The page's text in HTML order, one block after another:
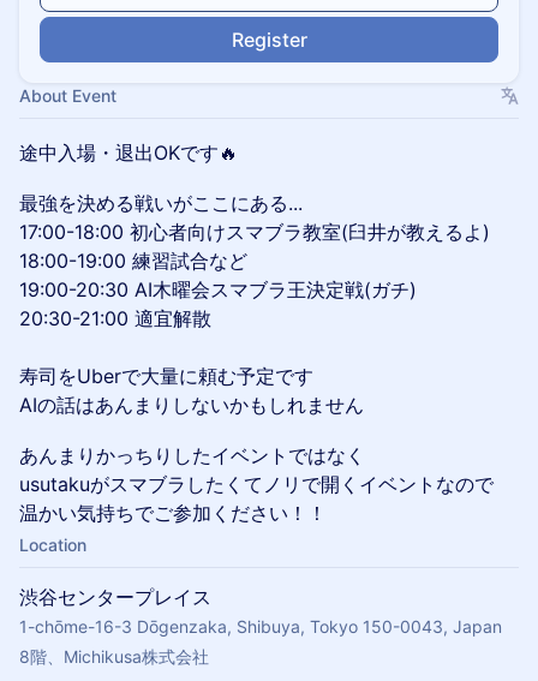
Register
About Event
途中入場・退出OKです🔥
最強を決める戦いがここにある...
17:00-18:00 初心者向けスマブラ教室(臼井が教えるよ)
18:00-19:00 練習試合など
19:00-20:30 AI木曜会スマブラ王決定戦(ガチ)
20:30-21:00 適宜解散
寿司をUberで大量に頼む予定です
AIの話はあんまりしないかもしれません
あんまりかっちりしたイベントではなく
usutakuがスマブラしたくてノリで開くイベントなので
温かい気持ちでご参加ください！！
Location
渋谷センタープレイス
1-chōme-16-3 Dōgenzaka, Shibuya, Tokyo 150-0043, Japan
8階、Michikusa株式会社